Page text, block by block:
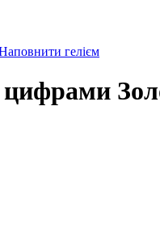
гелієм
цифрами